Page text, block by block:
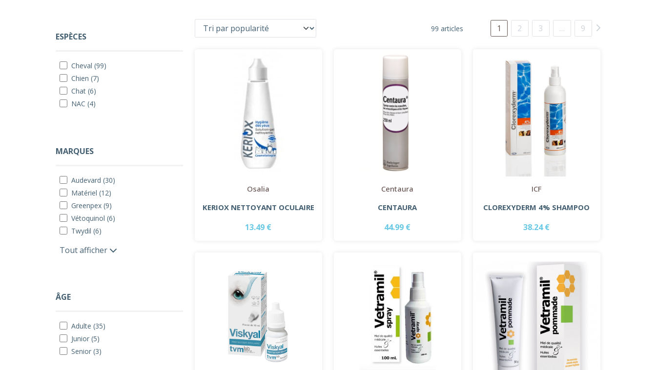
ESPÈCES
Cheval (99)
Chien (7)
Chat (6)
NAC (4)
MARQUES
Audevard (30)
Matériel (12)
Greenpex (9)
Vétoquinol (6)
Twydil (6)
Tout afficher
ÂGE
Adulte (35)
Junior (5)
Senior (3)
99 articles 1 2 3 … 9
Osalia
KERIOX NETTOYANT OCULAIRE
13.49 €
Centaura
CENTAURA
44.99 €
ICF
CLOREXYDERM 4% SHAMPOO
38.24 €